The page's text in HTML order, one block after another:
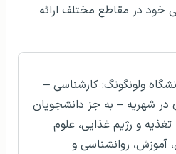
خود در مقاطع مختلف ارائه
ولونگونگ: کارشناسی –
درصدی در شهریه – به جز دانشجویان
و رژیم غذایی، علوم
آموزش، روانشناسی و